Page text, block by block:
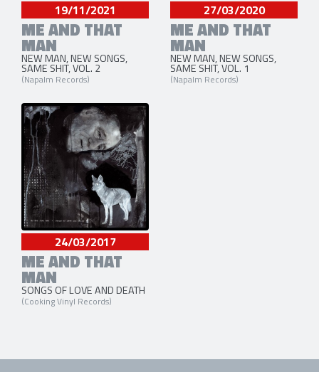
19/11/2021
ME AND THAT
MAN
NEW MAN, NEW SONGS,
SAME SHIT, VOL. 2
(Napalm Records)
27/03/2020
ME AND THAT
MAN
NEW MAN, NEW SONGS,
SAME SHIT, VOL. 1
(Napalm Records)
24/03/2017
ME AND THAT
MAN
SONGS OF LOVE AND DEATH
(Cooking Vinyl Records)